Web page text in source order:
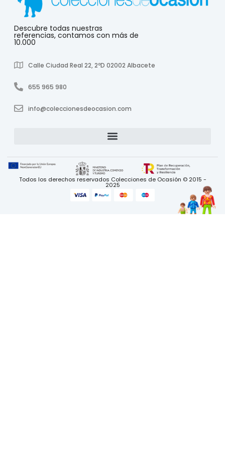
Descubre todas nuestras
referencias, contamos con más de
10.000
Calle Ciudad Real 22, 2ºD 02002 Albacete
655 965 980
info@coleccionesdeocasion.com
Todos los derechos reservados Colecciones de Ocasión © 2015 -
2025